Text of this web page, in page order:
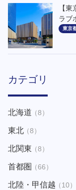
【
ラブ
東京
カテゴリ
北海道（8）
東北（8）
北関東（8）
首都圏 （66）
北陸・甲信越（10）